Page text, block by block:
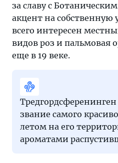
за славу с
акцент на собственную
всего интересен
видов роз и пальмовая
еще в 19 веке.
звание самого
летом на его
ароматами